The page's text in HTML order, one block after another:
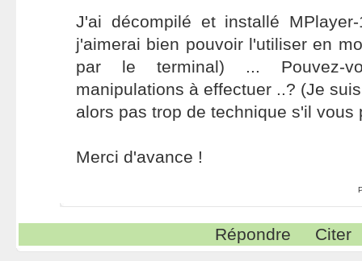
J'ai décompilé et installé
j'aimerai bien pouvoir l'utiliser en
par le terminal) ... Pouvez-
manipulations à effectuer ..? (Je
alors pas trop de technique s'il vous
Merci d'avance !
Répondre Citer